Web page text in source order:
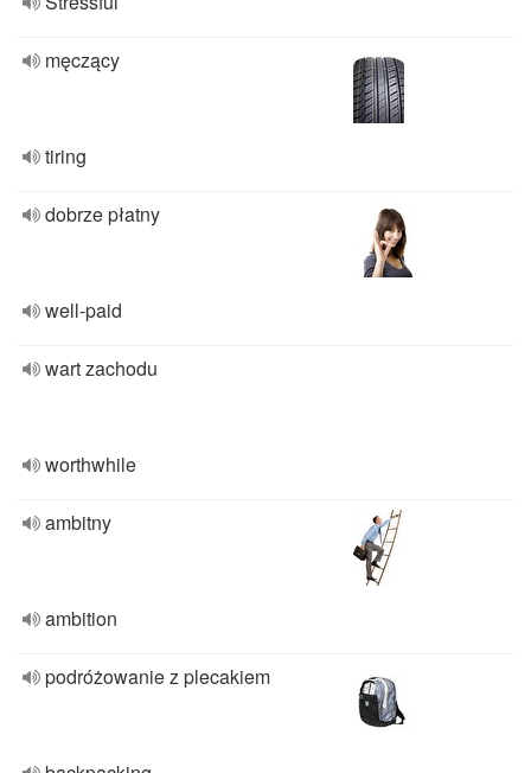
męczący
tiring
dobrze płatny
well-paid
wart zachodu
worthwhile
ambitny
ambition
podróżowanie z plecakiem